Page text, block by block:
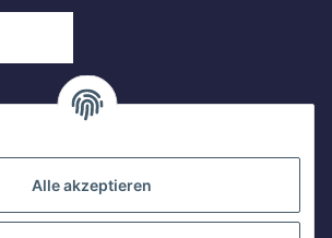
sind gerne für Sie da
Jetzt anrufen
+49 8679 984969 - 0
werktags Mo–Fr 8:30–17:00 Uhr
WhatsApp
+49 162 5669885
Alle akzeptieren